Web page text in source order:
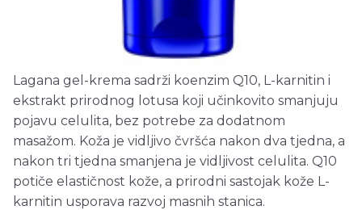
Lagana gel-krema sadrži koenzim Q10, L-karnitin i
ekstrakt prirodnog lotusa koji učinkovito smanjuju
pojavu celulita, bez potrebe za dodatnom
masažom. Koža je vidljivo čvršća nakon dva tjedna, a
nakon tri tjedna smanjena je vidljivost celulita. Q10
potiče elastičnost kože, a prirodni sastojak kože L-
karnitin usporava razvoj masnih stanica.